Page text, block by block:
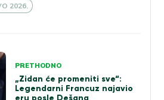
2026.
PRETHODNO
„Zidan će promeniti sve“:
Legendarni Francuz najavio
eru posle Dešana